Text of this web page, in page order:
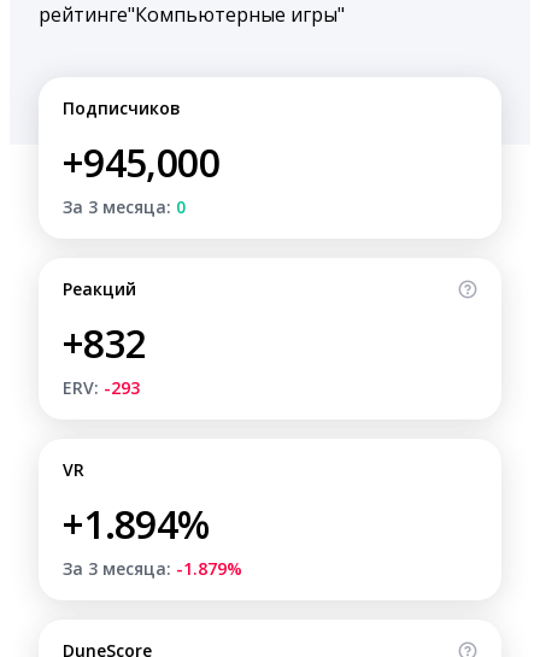
рейтинге"Компьютерные игры"
Подписчиков
+945,000
За 3 месяца: 0
Реакций
+832
ERV: -293
VR
+1.894%
За 3 месяца: -1.879%
DuneScore